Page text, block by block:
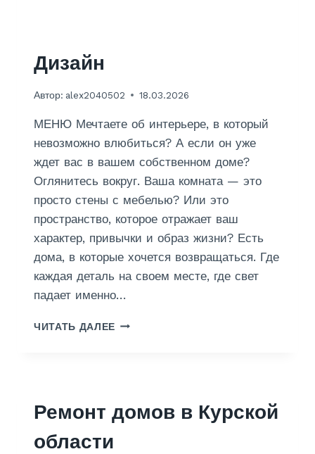
Дизайн
Автор: alex2040502 18.03.2026
МЕНЮ Мечтаете об интерьере, в который
невозможно влюбиться? А если он уже
ждет вас в вашем собственном доме?
Оглянитесь вокруг. Ваша комната — это
просто стены с мебелью? Или это
пространство, которое отражает ваш
характер, привычки и образ жизни? Есть
дома, в которые хочется возвращаться. Где
каждая деталь на своем месте, где свет
падает именно…
ЧИТАТЬ ДАЛЕЕ Д
Ремонт домов в Курской
области